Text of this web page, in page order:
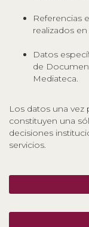
Referencias
realizados
Datos
de
Mediateca.
Los datos una vez
constituyen una
decisiones
servicios.